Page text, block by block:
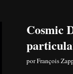
Cosmic
porFrançois